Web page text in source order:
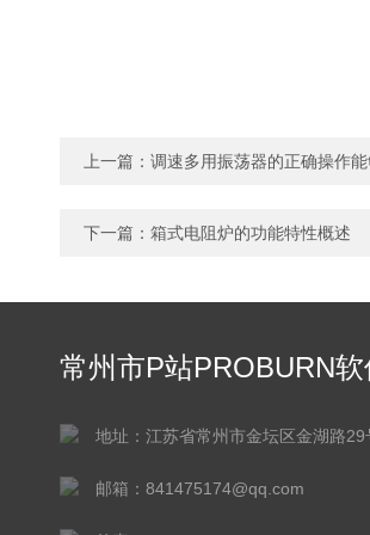
上一篇： 调速多用振荡器的正确操作
下一篇： 箱式电阻炉的功能特性概述
常州市P站PROBURN
地址：江苏省常州市金坛区金湖路
邮箱：841475174@qq.com